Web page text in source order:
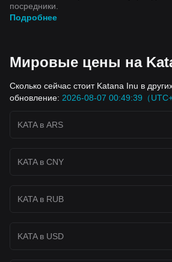
посредники.
Подробнее
Мировые цены на
Сколько сейчас стоит Katana Inu в
обновление: 2026-08-07 00:49:39（
KATA в ARS
KATA в CNY
KATA в RUB
KATA в USD